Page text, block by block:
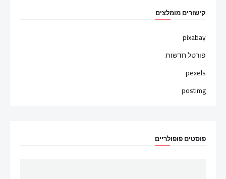
קישורים מומלצים
pixabay
פורטל חדשות
pexels
postimg
פוסטים פופולריים